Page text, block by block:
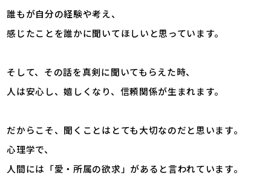
誰もが自分の経験や考え、
感じたことを誰かに聞いてほしいと思っています。
そして、その話を真剣に聞いてもらえた時、
人は安心し、嬉しくなり、信頼関係が生まれます。
だからこそ、聞くことはとても大切なのだと思います。
心理学で、
人間には「愛・所属の欲求」があると言われています。